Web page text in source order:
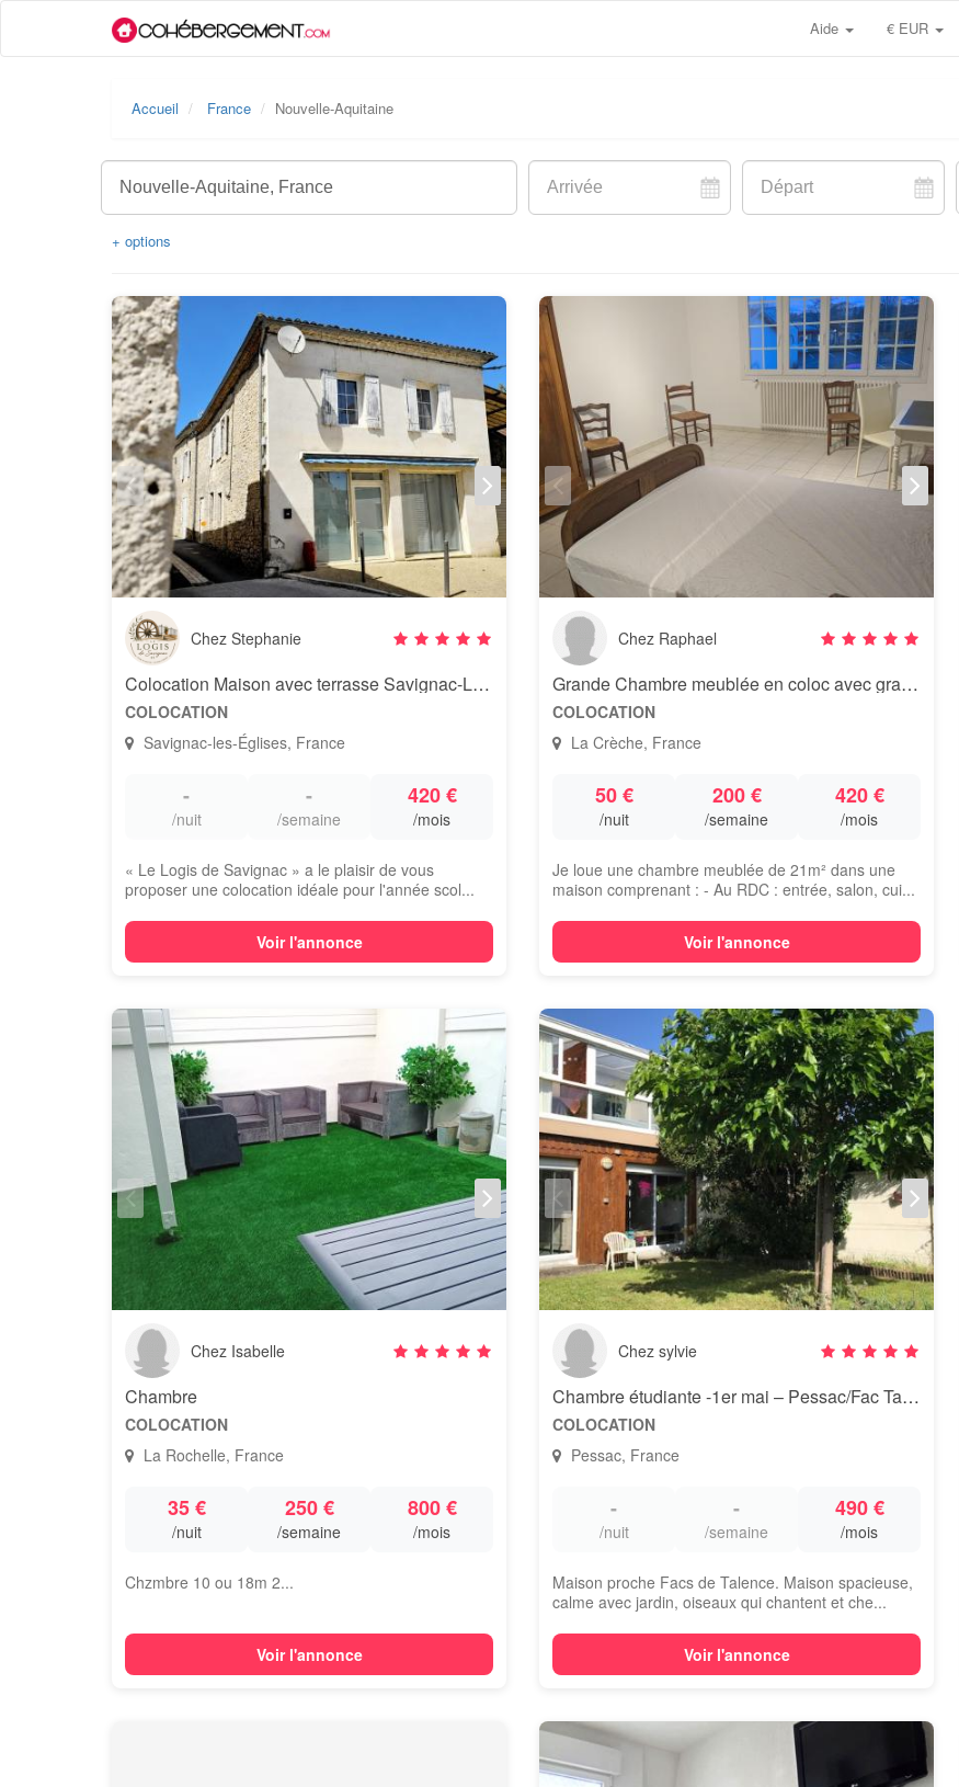
Aide € EUR
Accueil France Nouvelle-Aquitaine
+ options
Chez Stephanie
Colocation Maison avec terrasse Savignac-Les-Egles
COLOCATION
Savignac-les-Églises, France
-
/nuit
-
/semaine
420 €
/mois
« Le Logis de Savignac » a le plaisir de vous
proposer une colocation idéale pour l'année scol...
Voir l'annonce
Chez Raphael
Grande Chambre meublée en coloc avec grand séjour, La Crèche Centre
COLOCATION
La Crèche, France
50 €
/nuit
200 €
/semaine
420 €
/mois
Je loue une chambre meublée de 21m² dans une
maison comprenant : - Au RDC : entrée, salon, cui...
Voir l'annonce
Chez Isabelle
Chambre
COLOCATION
La Rochelle, France
35 €
/nuit
250 €
/semaine
800 €
/mois
Chzmbre 10 ou 18m 2...
Voir l'annonce
Chez sylvie
Chambre étudiante -1er mai – Pessac/Fac Talence
COLOCATION
Pessac, France
-
/nuit
-
/semaine
490 €
/mois
Maison proche Facs de Talence. Maison spacieuse,
calme avec jardin, oiseaux qui chantent et che...
Voir l'annonce